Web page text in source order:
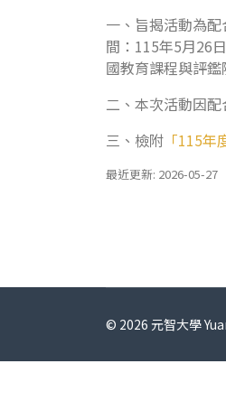
一、旨揭活動為
間：115年5月26
國教育課程與評鑑
二、本次活動因
三、檢附 「115
最近更新: 2026-05-27
© 2026 元智大學